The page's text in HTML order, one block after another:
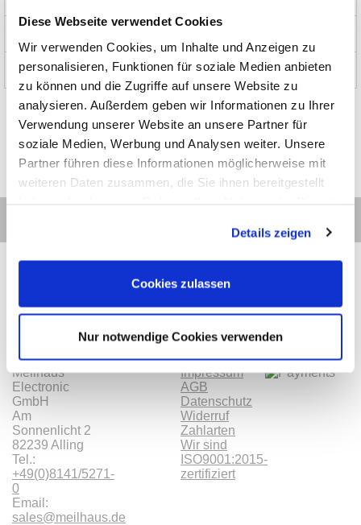
Diese Webseite verwendet Cookies
Wir verwenden Cookies, um Inhalte und Anzeigen zu
personalisieren, Funktionen für soziale Medien anbieten
zu können und die Zugriffe auf unsere Website zu
analysieren. Außerdem geben wir Informationen zu Ihrer
Verwendung unserer Website an unsere Partner für
soziale Medien, Werbung und Analysen weiter. Unsere
Partner führen diese Informationen möglicherweise mit
weiteren Daten zusammen, die Sie ihnen bereitgestellt
Details zeigen
Cookies zulassen
Nur notwendige Cookies verwenden
Über uns
Meilhaus
Electronic
GmbH
Am
Sonnenlicht 2
82239 Alling
Tel.:
+49(0)8141/5271-
0
Email:
sales@meilhaus.de
Impressum
AGB
Datenschutz
Widerruf
Zahlarten
Wir sind
ISO9001:2015-
zertifiziert